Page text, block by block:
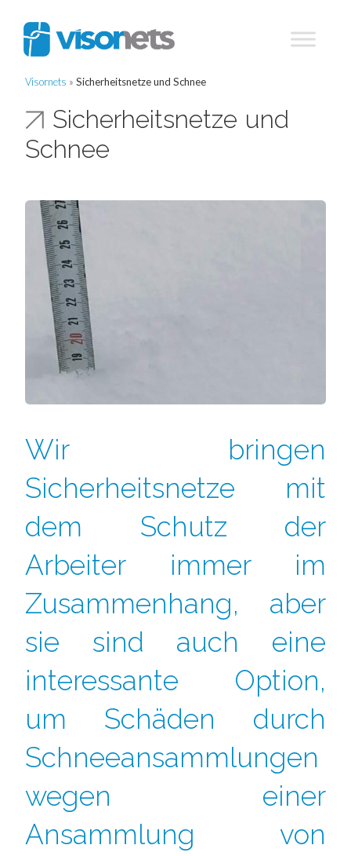
Visornets » Sicherheitsnetze und Schnee
Sicherheitsnetze und
Schnee
Wir bringen
Sicherheitsnetze mit
dem Schutz der
Arbeiter immer im
Zusammenhang, aber
sie sind auch eine
interessante Option,
um Schäden durch
Schneeansammlungen
wegen einer
Ansammlung von